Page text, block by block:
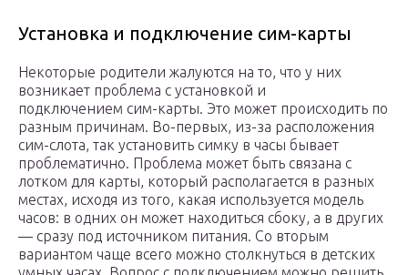
Установка и подключение сим-карты
Некоторые родители жалуются на то, что у них
возникает проблема с установкой и
подключением сим-карты. Это может происходить по
разным причинам. Во-первых, из-за расположения
сим-слота, так установить симку в часы бывает
проблематично. Проблема может быть связана с
лотком для карты, который располагается в разных
местах, исходя из того, какая используется модель
часов: в одних он может находиться сбоку, а в других
— сразу под источником питания. Со вторым
вариантом чаще всего можно столкнуться в детских